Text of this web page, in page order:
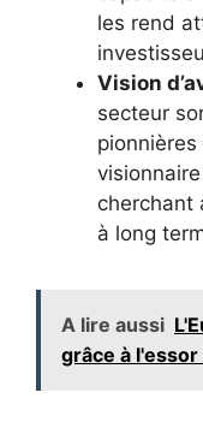
les rend
Vision
secteur
pionnières
cherchant
à long
A lire aussi
grâce à